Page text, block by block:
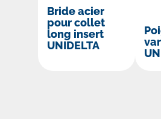
Bride acier
pour collet
long insert
UNIDELTA